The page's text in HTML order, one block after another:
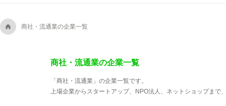
A 商社・流通業の企業一覧
商社・流通業の企業一覧
「商社・流通業」の企業一覧です。
上場企業からスタートアップ、NPO法人、ネットショップま